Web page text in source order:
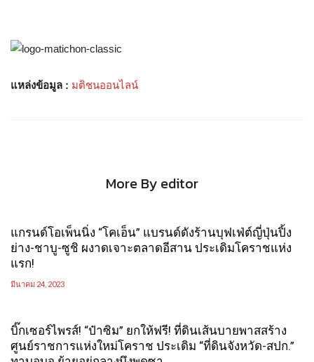
แหล่งข้อมูล : มติชนออนไลน์
More By editor
แกรนด์โอเพ็นนิ่ง “โคเอ็น” แบรนด์ดังร้านบุฟเฟ่ต์ญี่ปุ่นปิ้ง
ย่าง-ชาบู-ซูชิ ผงาดเจาะตลาดอีสาน ประเดิมโคราชแห่ง
แรก!
มีนาคม 24, 2023
บิ๊กเซอร์ไพรส์! “ป๋าซิม” ยกให้ฟรี! ที่ดินเส้นบายพาสสร้าง
ศูนย์ราชการแห่งใหม่โคราช ประเดิม “ที่ดินจังหวัด-สปก.”